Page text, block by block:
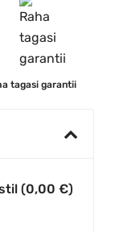
tagasi garantii
(0,00 €)